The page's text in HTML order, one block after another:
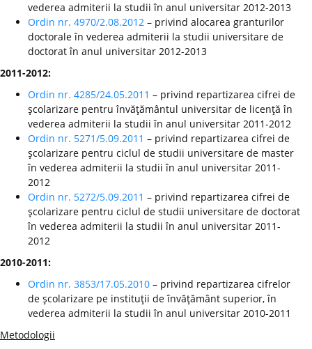
vederea admiterii la studii în anul universitar 2012-2013
Ordin nr. 4970/2.08.2012 – privind alocarea granturilor
doctorale în vederea admiterii la studii universitare de
doctorat în anul universitar 2012-2013
2011-2012:
Ordin nr. 4285/24.05.2011 – privind repartizarea cifrei de
şcolarizare pentru învăţământul universitar de licenţă în
vederea admiterii la studii în anul universitar 2011-2012
Ordin nr. 5271/5.09.2011 – privind repartizarea cifrei de
şcolarizare pentru ciclul de studii universitare de master
în vederea admiterii la studii în anul universitar 2011-
2012
Ordin nr. 5272/5.09.2011 – privind repartizarea cifrei de
şcolarizare pentru ciclul de studii universitare de doctorat
în vederea admiterii la studii în anul universitar 2011-
2012
2010-2011:
Ordin nr. 3853/17.05.2010 – privind repartizarea cifrelor
de şcolarizare pe instituţii de învăţământ superior, în
vederea admiterii la studii în anul universitar 2010-2011
Metodologii